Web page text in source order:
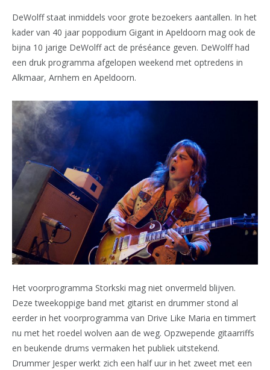
DeWolff staat inmiddels voor grote bezoekers aantallen. In het
kader van 40 jaar poppodium Gigant in Apeldoorn mag ook de
bijna 10 jarige DeWolff act de préséance geven. DeWolff had
een druk programma afgelopen weekend met optredens in
Alkmaar, Arnhem en Apeldoorn.
Het voorprogramma Storkski mag niet onvermeld blijven.
Deze tweekoppige band met gitarist en drummer stond al
eerder in het voorprogramma van Drive Like Maria en timmert
nu met het roedel wolven aan de weg. Opzwepende gitaarriffs
en beukende drums vermaken het publiek uitstekend.
Drummer Jesper werkt zich een half uur in het zweet met een